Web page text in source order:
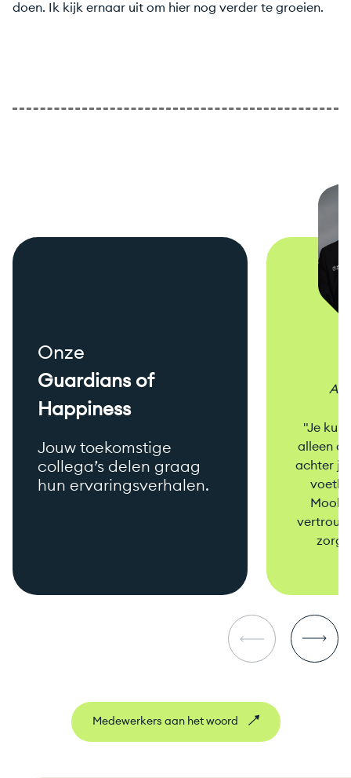
doen. Ik kijk ernaar uit om hier nog verder te groeien.
Onze
Guardians of
Happiness
Jouw toekomstige
collega’s delen graag
hun ervaringsverhalen.
"Je
alleen
achter je
Mook
Medewerkers aan het woord